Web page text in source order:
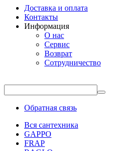
Доставка и оплата
Контакты
Информация
О нас
Сервис
Возврат
Сотрудничество
Обратная связь
Вся сантехника
GAPPO
FRAP